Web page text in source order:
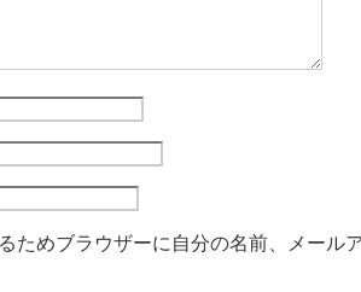
ためブラウザーに自分の名前、メール